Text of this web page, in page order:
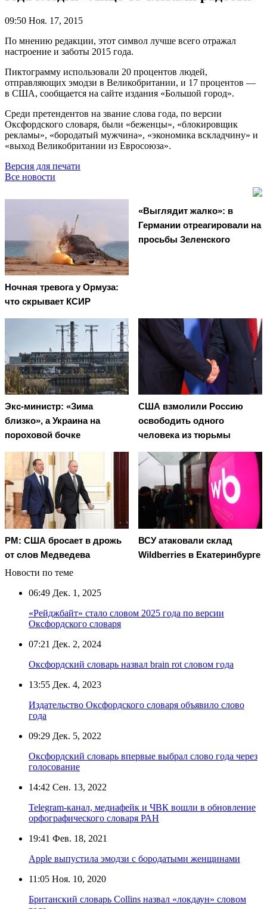
09:50 Ноя. 17, 2015
По мнению редакции, этот символ лучше всего отражал
настроение и заботы 2015 года.
Пиктограмму использовали 20 процентов людей,
отправляющих эмодзи в Великобритании, и 17 процентов —
в США, сообщается на сайте издания «Большой город».
Среди претендентов на звание слова года, по версии
Оксфордского словаря, были «беженцы», «блокировщик
рекламы», «бородатый мужчина», «экономика вскладчину» и
«выход Великобритании из Евросоюза».
Версия для печати
Все новости
Ночная тревога у Ормуза:
что скрывает КСИР
«Выглядит жалко»: в
Германии отреагировали на
просьбы Зеленского
Экс-министр: «Зима
близко», а Украина на
пороховой бочке
США взмолили Россию
освободить одного
человека из тюрьмы
PM: США бросает в дрожь
от слов Медведева
ВСУ атаковали склад
Wildberries в Екатеринбурге
Новости по теме
06:49 Дек. 1, 2025
«Рейджбайт» стало словом 2025 года по версии
Оксфордского словаря
07:21 Дек. 2, 2024
Оксфордский словарь назвал brain rot словом года
13:55 Дек. 4, 2023
Издательство Оксфордского словаря объявило слово
года
09:29 Дек. 5, 2022
Оксфордский словарь впервые выбрал слово года через
голосование
14:42 Сен. 13, 2022
Telegram-канал, медиафейк и ЧВК вошли в обновление
орфографического словаря РАН
19:41 Фев. 18, 2021
Apple выпустила эмодзи с бородатыми женщинами
11:05 Ноя. 10, 2020
Британский словарь Collins назвал «локдаун» словом